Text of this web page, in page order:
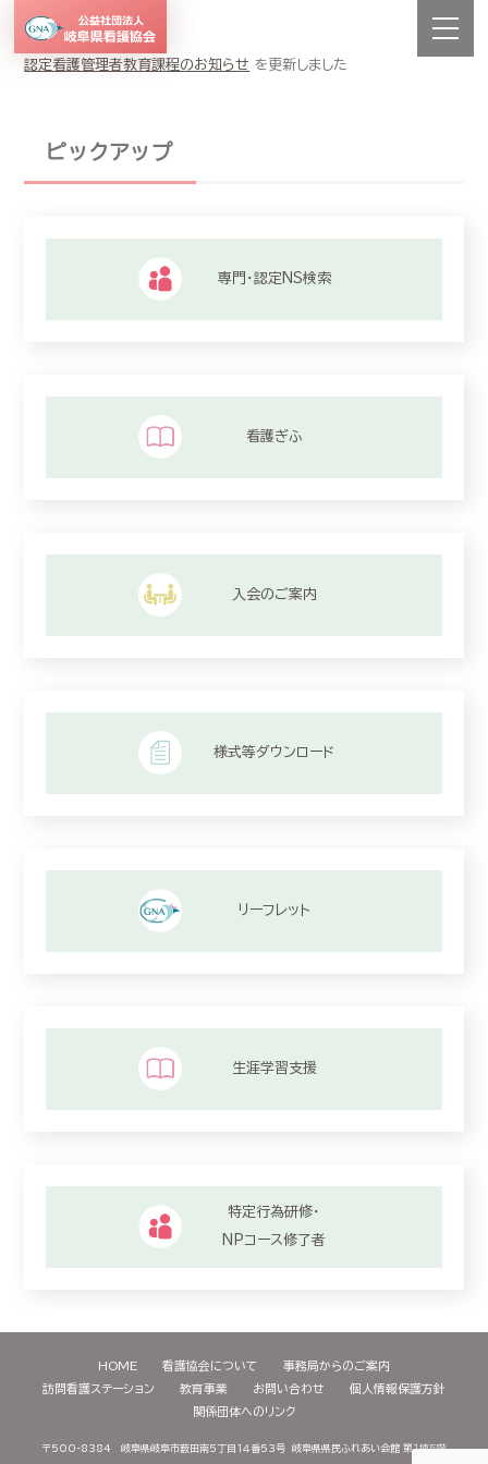
認定看護管理者教育課程のお知らせ を更新しました
ピックアップ
専門・認定NS検索
看護ぎふ
入会のご案内
様式等ダウンロード
リーフレット
生涯学習支援
特定行為研修・
NPコース修了者
HOME 看護協会について
事務局からのご案内
訪問看護ステーション
教育事業 お問い合わせ
個人情報保護方針
関係団体へのリンク
〒500-8384 岐阜県岐阜市薮田南５丁目１４番５３号 岐阜県県民ふれあい会館 第１棟５階